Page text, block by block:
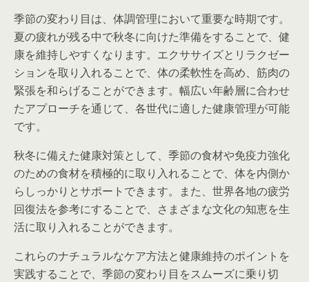
季節の変わり目は、体調管理において重要な時期です。
夏の疲れが残る中で秋冬に向けた準備をすることで、健
康を維持しやすくなります。エクササイズとリラクゼー
ションを取り入れることで、体の柔軟性を高め、筋肉の
緊張を和らげることができます。幅広い年齢層に合わせ
たアプローチを通じて、各世代に適した健康管理が可能
です。
秋冬に備えた健康対策として、季節の食材や免疫力強化
のための食材を積極的に取り入れることで、体を内側か
らしっかりとサポートできます。また、世界各地の疲労
回復法を参考にすることで、さまざまな文化の知恵を生
活に取り入れることができます。
これらのナチュラルなケア方法と健康維持のポイントを
実践することで、季節の変わり目をスムーズに乗り切